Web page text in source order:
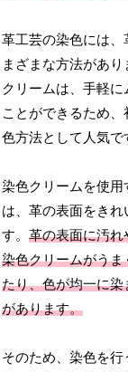
革工芸の染色には、
まざまな方法があ
クリームは、手軽
ことができるため
色方法として人気で
染色クリームを使
は、革の表面をき
す。革の表面に汚れ
染色クリームがう
たり、色が均一に
があります。
そのため、染色を